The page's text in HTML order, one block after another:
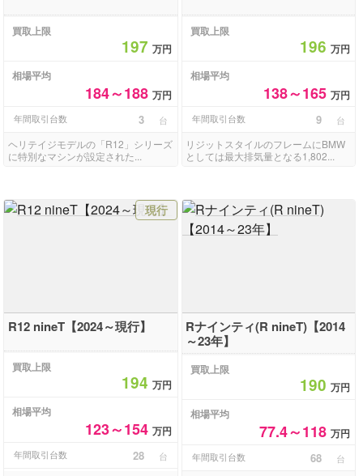
買取上限
197万円
相場平均
184～188万円
年間取引台数 3 台
ヘリテイジモデルの「R12」シリーズ
に特別なマシンが設定された...
買取上限
196 万円
相場平均
138～165 万円
年間取引台数 9 台
リジットスタイルのフレームにBMW
としては最大排気量となる1,802...
現行
R12 nineT【2024～現行】
買取上限
194万円
相場平均
123～154万円
年間取引台数 28 台
Rナインティ(R nineT)【2014
～23年】
買取上限
190 万円
相場平均
77.4～118 万円
年間取引台数 68 台